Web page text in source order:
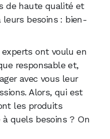
de haute qualité et
besoins : bien-
ont voulu en
responsable et,
avec vous leur
Alors, qui est
les produits
à quels besoins ? On